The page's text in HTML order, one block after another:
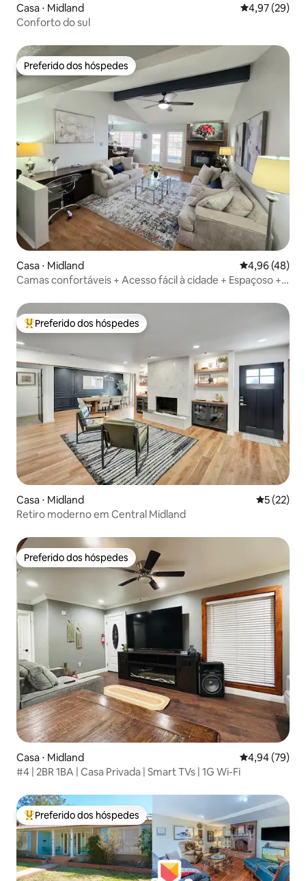
Casa ⋅ Midland 4,97 de uma
4,97 (29)
Conforto do sul
Preferido dos hóspedes
Preferido dos hóspedes
Casa ⋅ Midland 4,96 de uma
4,96 (48)
Camas confortáveis + Acesso fácil à cidade + Espaçoso +
Entre os melhores preferidos dos hóspedes
Preferido dos hóspedes
Casa ⋅ Midland 5 de uma
5 (22)
Retiro moderno em Central Midland
Preferido dos hóspedes
Preferido dos hóspedes
Casa ⋅ Midland 4,94 de uma
4,94 (79)
#4 | 2BR 1BA | Casa Privada | Smart TVs | 1G Wi-Fi
Entre os melhores preferidos dos hóspedes
Preferido dos hóspedes